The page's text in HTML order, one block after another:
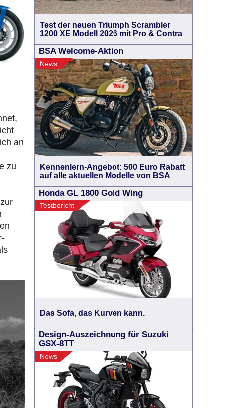
an
zu
Test der neuen Triumph Scrambler
1200 XE Modell 2026 mit Pro & Contra
BSA Welcome-Aktion
News
Kennenlern-Angebot: 500 Euro Rabatt
auf alle aktuellen Modelle von BSA
Honda GL 1800 Gold Wing
Testbericht
Das Sofa, das Kurven kann.
Design-Auszeichnung für Suzuki
GSX-8TT
News